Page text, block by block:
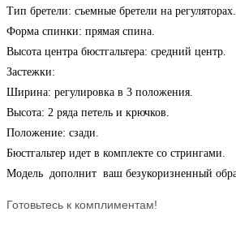
Тип бретели: съемные бретели на регуляторах.
Форма спинки: прямая спина.
Высота центра бюстгальтера: средний центр.
Застежки:
Ширина: регулировка в 3 положения.
Высота: 2 ряда петель и крючков.
Положение: сзади.
Бюстгальтер идет в комплекте со стрингами.
Модель дополнит ваш безукоризненный
Готовьтесь к комплиментам!